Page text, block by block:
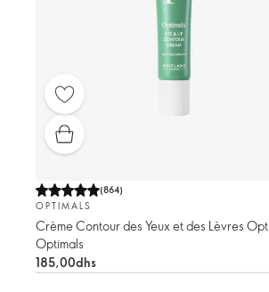
(864)
OPTIMALS
Crème Contour des Yeux et des Lèvres Opt
Optimals
185,00dhs